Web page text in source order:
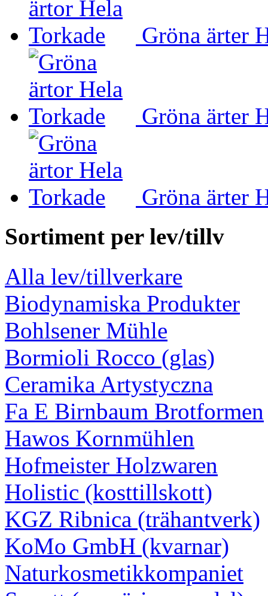
Gröna ärter
Gröna ärter
Gröna ärter
Sortiment per lev/tillv
Alla lev/tillverkare
Biodynamiska Produkter
Bohlsener Mühle
Bormioli Rocco (glas)
Ceramika Artystyczna
Fa E Birnbaum Brotformen
Hawos Kornmühlen
Hofmeister Holzwaren
Holistic (kosttillskott)
KGZ Ribnica (trähantverk)
KoMo GmbH (kvarnar)
Naturkosmetikkompaniet